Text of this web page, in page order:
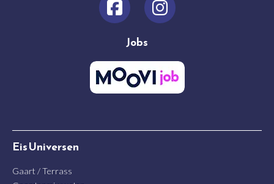
Jobs
Eis Universen
Gaart / Terrass